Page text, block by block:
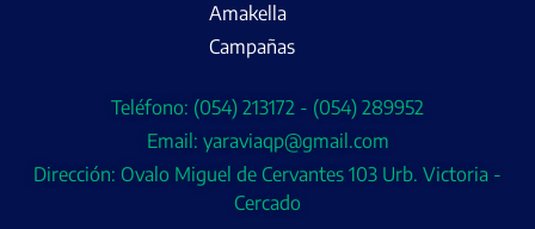
Amakella
Campañas
Teléfono: (054) 213172 - (054) 289952
Email: yaraviaqp@gmail.com
Dirección: Ovalo Miguel de Cervantes 103 Urb. Victoria -
Cercado